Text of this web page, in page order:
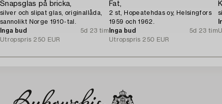
Snapsglas på bricka,
silver och slipat glas, originallåda,
sannolikt Norge 1910-tal.
Inga bud
5d 23 tim
Utropspris 250 EUR
Fat,
2 st, Hopeatehdas oy, Helsingfors
1959 och 1962.
Inga bud
5d 23 tim
Utropspris 250 EUR